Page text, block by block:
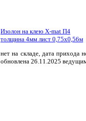
Изолон на клею X-mat П4
толщина 4мм лист 0,75х0,56м
нет на складе, дата прихода
обновлена 26.11.2025